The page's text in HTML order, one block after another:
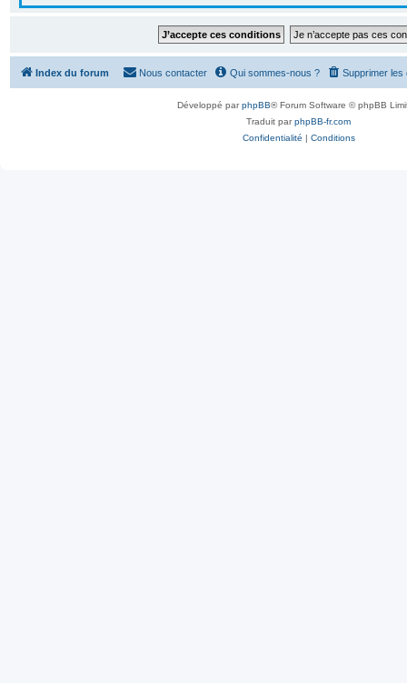
Index du forum Supprimer les
Qui sommes-nous ?
Nous contacter
Développé parphpBB® Forum Software © phpBB
Traduit parphpBB-fr.com
Confidentialité | Conditions